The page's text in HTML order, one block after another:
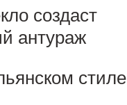
создаст
антураж
стиле